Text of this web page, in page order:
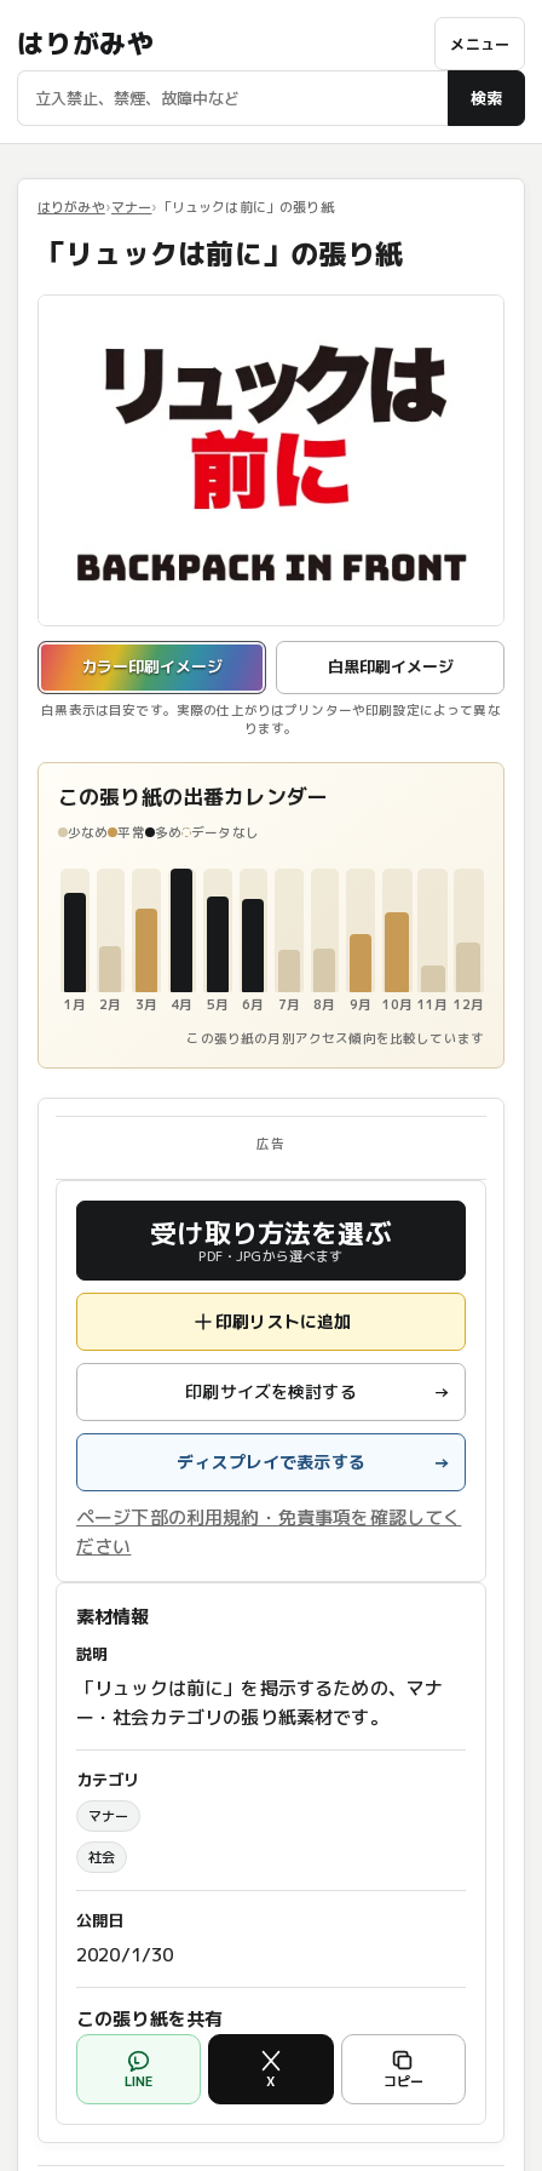
はりがみや
検索
メニュー
はりがみや マナー 「リュックは前に」の張り紙
「リュックは前に」の張り紙
カラー印刷イメージ 白黒印刷イメージ
白黒表示は目安です。実際の仕上がりはプリンターや印刷設定によって異な
ります。
カラー印刷イメージを表示しています。
この張り紙の出番カレンダー
少なめ 平常 多め データなし
1月 2月 3月 4月 5月 6月 7月 8月 9月 10月 11月 12月
この張り紙の月別アクセス傾向を比較しています
広告
受け取り方法を選ぶ
PDF・JPGから選べます
印刷リストに追加
印刷サイズを検討する →
ディスプレイで表示する →
ページ下部の利用規約・免責事項を確認してく
ださい
素材情報
説明
「リュックは前に」を掲示するための、マナ
ー・社会カテゴリの張り紙素材です。
カテゴリ
マナー
社会
公開日
2020/1/30
この張り紙を共有
LINE X コピー